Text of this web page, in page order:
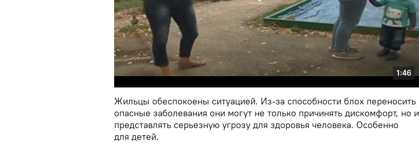
Жильцы обеспокоены ситуацией. Из-за способности блох переносить
опасные заболевания они могут не только причинять дискомфорт, но и
представлять серьезную угрозу для здоровья человека. Особенно
для детей.